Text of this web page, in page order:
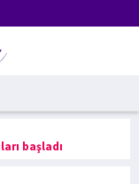
başladı